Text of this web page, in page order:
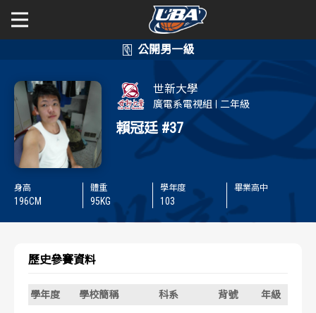
公開男一級 賽事資訊
賽程表
數據統計
公開女一級
賽事資訊
賽程表
數據統計
新聞
世新大學
廣電系電視組 二年級
賴冠廷 #37
身高
196CM
體重
95KG
學年度
103
畢業高中
歷史參賽資料
學年度 學校簡稱 科系 背號 年級